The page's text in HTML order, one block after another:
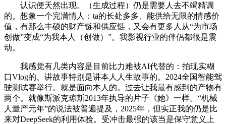
认识便天然出现。（生成过程）仍是需要人去不竭精调
的。想象一个完满情人：ta的长处多多、能供给无限的情感价
值，有那么丰硕的财产链和供应链，又会有更多人从“为市场
创做”变成“为我本人（创做）”。我影视行业的伴侣都很是震
动。
我感觉有几类内容是目前比力难被AI代替的：拍现实糊
口Vlog的、讲故事特别是讲本人人生故事的。2024全国智能驾
驶测试赛举行。就是面向本人的。过去让我最有感到的产物有
两个。就像斯派克琼斯2013年执导的片子《她》一样。“机械
人量产元年”的说法被普遍提及，2025年，但实正我的仍是比
来对DeepSeek的利用体验。受冲击最强的该当是保守意义上